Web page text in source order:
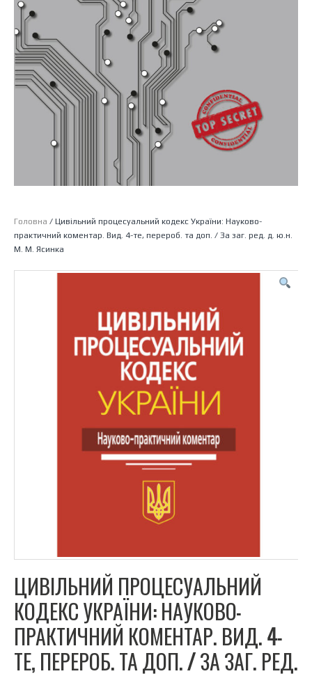
Головна / Цивільний процесуальний кодекс України: Науково-
практичний коментар. Вид. 4-те, перероб. та доп. / За заг. ред. д. ю.н.
М. М. Ясинка
ЦИВІЛЬНИЙ ПРОЦЕСУАЛЬНИЙ
КОДЕКС УКРАЇНИ: НАУКОВО-
ПРАКТИЧНИЙ КОМЕНТАР. ВИД. 4-
ТЕ, ПЕРЕРОБ. ТА ДОП. / ЗА ЗАГ. РЕД.